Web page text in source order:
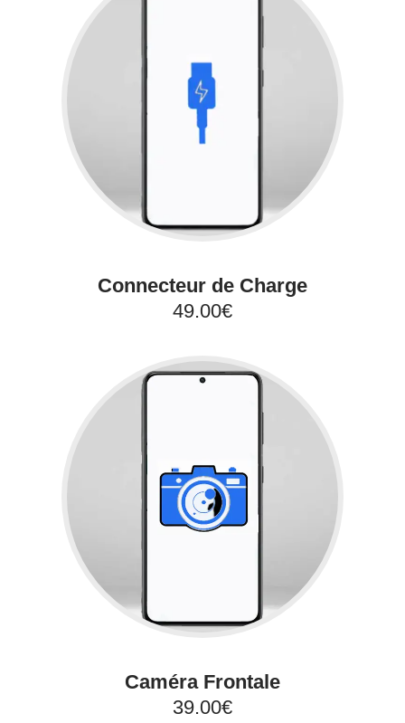
Connecteur de Charge
49.00€
Caméra Frontale
39.00€